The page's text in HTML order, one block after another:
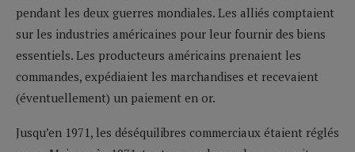
pendant les deux guerres mondiales. Les alliés comptaient
sur les industries américaines pour leur fournir des biens
essentiels. Les producteurs américains prenaient les
commandes, expédiaient les marchandises et recevaient
(éventuellement) un paiement en or.
Jusqu’en 1971, les déséquilibres commerciaux étaient réglés